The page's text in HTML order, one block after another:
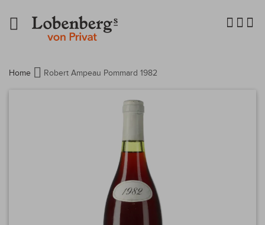
Navigation
umschalten
Home Robert Ampeau Pommard 1982